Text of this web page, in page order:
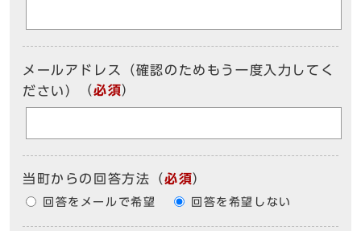
メールアドレス（確認のためもう一度入力してく
ださい）
（必須）
当町からの回答方法 （必須）
回答をメールで希望 回答を希望しない